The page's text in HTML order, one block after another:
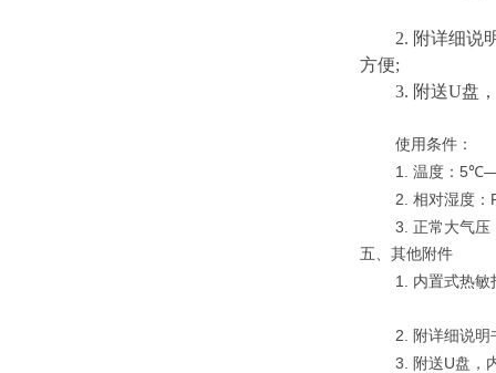
2. 附详细说
方便;
3. 附送U盘
使用条件：
1. 温度：
2. 相对湿度：
3. 正常大气压
五、其他附件
1. 内置式热敏
2. 附详细说
3. 附送U盘，